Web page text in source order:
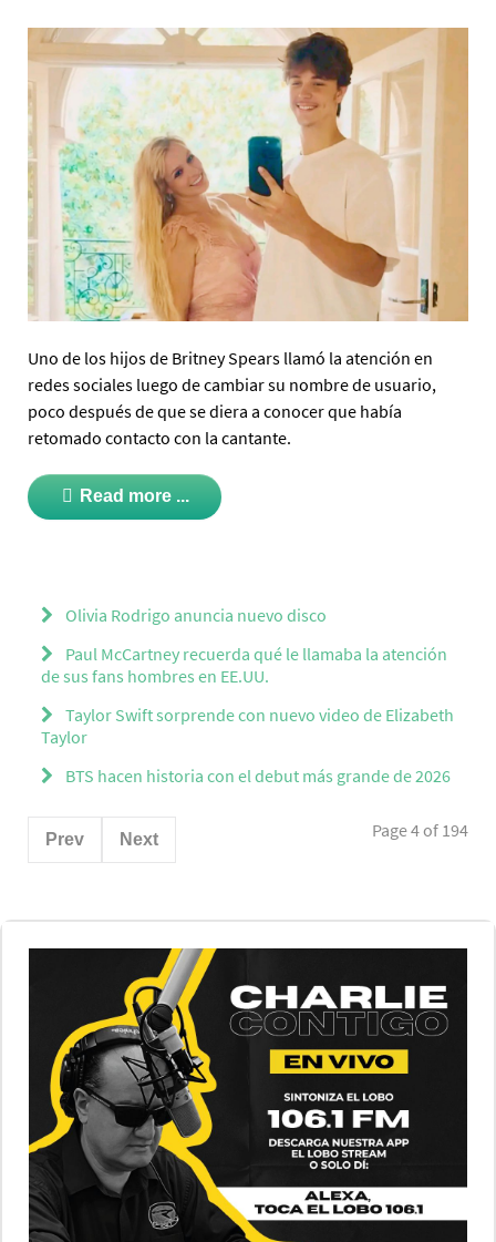
Uno de los hijos de Britney Spears llamó la atención en
redes sociales luego de cambiar su nombre de usuario,
poco después de que se diera a conocer que había
retomado contacto con la cantante.
Read more ...
Olivia Rodrigo anuncia nuevo disco
Paul McCartney recuerda qué le llamaba la atención
de sus fans hombres en EE.UU.
Taylor Swift sorprende con nuevo video de Elizabeth
Taylor
BTS hacen historia con el debut más grande de 2026
Page 4 of 194
Prev Next